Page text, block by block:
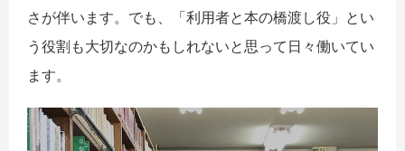
さが伴います。でも、「利用者と本の橋渡し役」とい
う役割も大切なのかもしれないと思って日々働いてい
ます。